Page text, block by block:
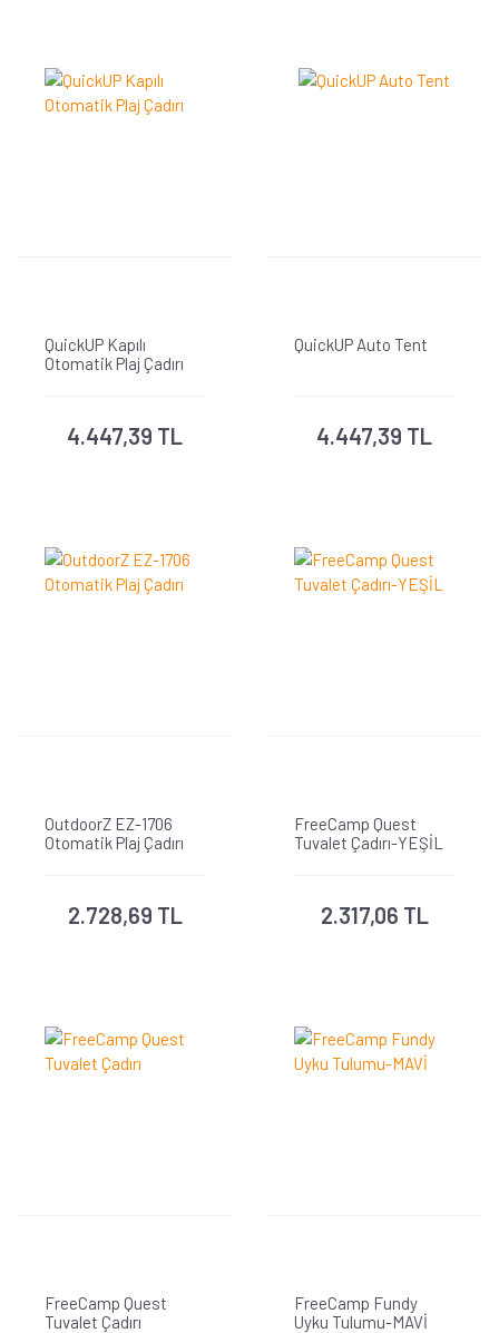
QuickUP Kapılı
Otomatik Plaj Çadırı
4.447,39 TL
QuickUP Auto Tent
4.447,39 TL
OutdoorZ EZ-1706
Otomatik Plaj Çadırı
2.728,69 TL
FreeCamp Quest
Tuvalet Çadırı-YEŞİL
2.317,06 TL
FreeCamp Quest
Tuvalet Çadırı
FreeCamp Fundy
Uyku Tulumu-MAVİ